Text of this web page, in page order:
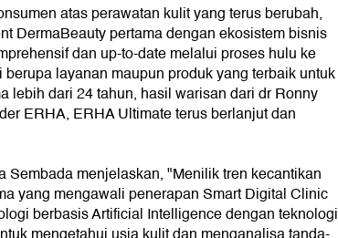
atas perawatan kulit yang terus berubah,
DermaBeauty pertama dengan ekosistem bisnis
dan up-to-date melalui proses hulu ke
layanan maupun produk yang terbaik untuk
lebih dari 24 tahun, hasil warisan dari dr Ronny
ERHA, ERHA Ultimate terus berlanjut dan
menjelaskan, "Menilik tren kecantikan
yang mengawali penerapan Smart Digital Clinic
berbasis Artificial Intelligence dengan teknologi